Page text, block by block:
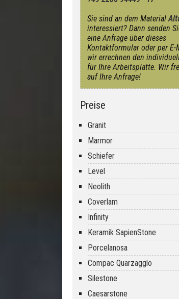
Sie sind an dem Material
interessiert? Dann senden
eine Anfrage über dieses
Kontaktformular oder per E-
wir errechnen den
für Ihre Arbeitsplatte. Wir
auf Ihre Anfrage!
Preise
Granit
Marmor
Schiefer
Level
Neolith
Coverlam
Infinity
Keramik SapienStone
Porcelanosa
Compac Quarzagglo
Silestone
Caesarstone